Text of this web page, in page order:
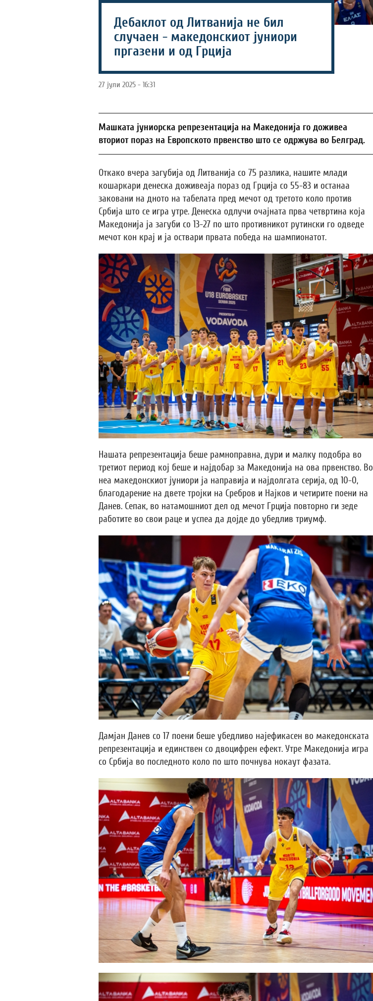
Дебаклот од Литванија не бил
случаен - македонскиот јуниори
пргазени и од Грција
27 јули 2025 - 16:31
Машката јуниорска репрезентација на Македонија го доживеа
вториот пораз на Европското првенство што се одржува во Белград.
Откако вчера загубија од Литванија со 75 разлика, нашите млади
кошаркари денеска доживеаја пораз од Грција со 55-83 и останаа
заковани на дното на табелата пред мечот од третото коло против
Србија што се игра утре. Денеска одлучи очајната прва четвртина која
Македонија ја загуби со 13-27 по што противникот рутински го одведе
мечот кон крај и ја оствари првата победа на шампионатот.
Нашата репрезентација беше рамноправна, дури и малку подобра во
третиот период кој беше и најдобар за Македонија на ова првенство. Во
неа македонскиот јуниори ја направија и најдолгата серија, од 10-0,
благодарение на двете тројки на Сребров и Најков и четирите поени на
Данев. Сепак, во натамошниот дел од мечот Грција повторно ги зеде
работите во свои раце и успеа да дојде до убедлив триумф.
Дамјан Данев со 17 поени беше убедливо најефикасен во македонската
репрезентација и единствен со двоцифрен ефект. Утре Македонија игра
со Србија во последното коло по што почнува нокаут фазата.